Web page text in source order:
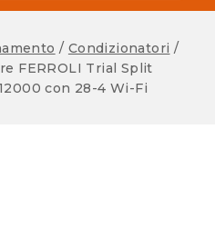
/ Condizionatori /
FERROLI Trial Split
con 28-4 Wi-Fi